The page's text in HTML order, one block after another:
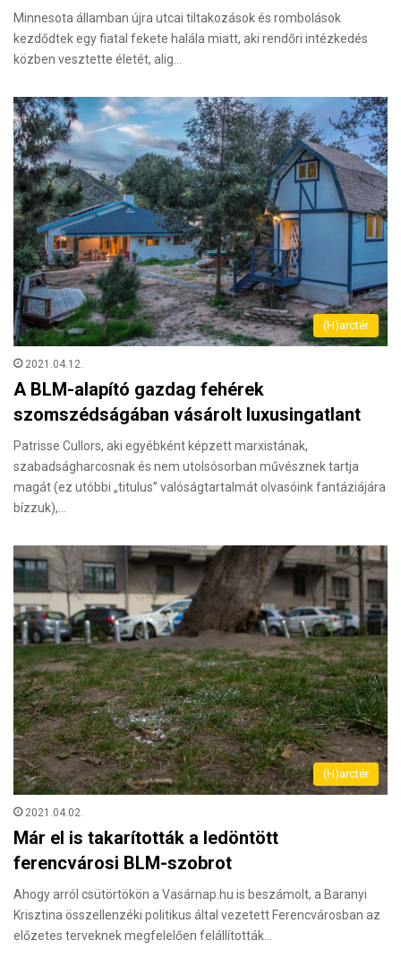
Minnesota államban újra utcai tiltakozások és rombolások
kezdődtek egy fiatal fekete halála miatt, aki rendőri intézkedés
közben vesztette életét, alig…
(H)arctér
2021.04.12.
A BLM-alapító gazdag fehérek
szomszédságában vásárolt luxusingatlant
Patrisse Cullors, aki egyébként képzett marxistának,
szabadságharcosnak és nem utolsósorban művésznek tartja
magát (ez utóbbi „titulus” valóságtartalmát olvasóink fantáziájára
bízzuk),…
(H)arctér
2021.04.02.
Már el is takarították a ledöntött
ferencvárosi BLM-szobrot
Ahogy arról csütörtökön a Vasárnap.hu is beszámolt, a Baranyi
Krisztina összellenzéki politikus által vezetett Ferencvárosban az
előzetes terveknek megfelelően felállították…